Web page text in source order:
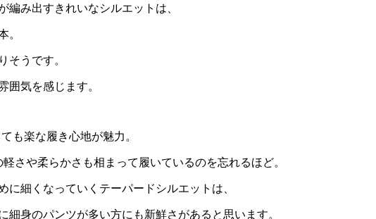
編み出すきれいなシルエットは、
。
そうです。
囲気を感じます。
も楽な履き心地が魅力。
さや柔らかさも相まって履いているのを忘れるほど。
細くなっていくテーパードシルエットは、
身のパンツが多い方にも新鮮さがあると思います。